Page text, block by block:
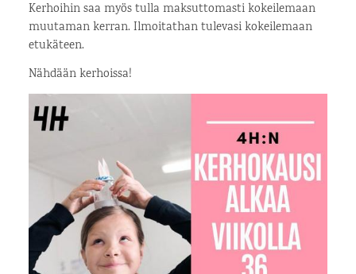
Kerhoihin saa myös tulla maksuttomasti kokeilemaan
muutaman kerran. Ilmoitathan tulevasi kokeilemaan
etukäteen.
Nähdään kerhoissa!